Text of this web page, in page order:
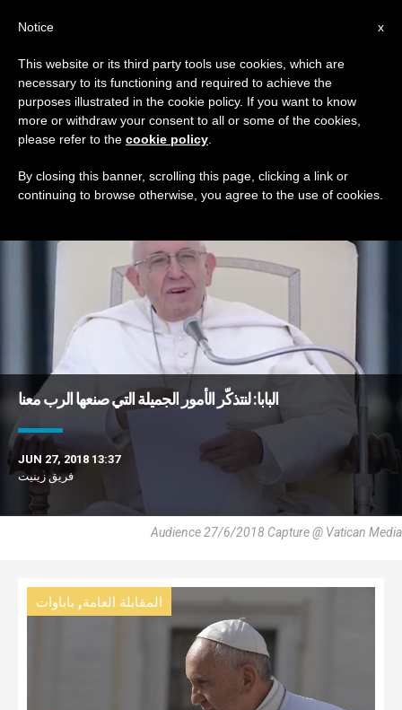
DAY
June 27th, 2018
DERNIÈRES NOUVELLES
البابا: لنتذكّر الأمور الجميلة التي صنعها الرب معنا
JUN 27, 2018 13:37
فريق زينيت
Audience 27/6/2018 Capture @ Vatican Media
المقابلة العامة, باباوات
x
Notice
This website or its third party tools use cookies, which are
necessary to its functioning and required to achieve the
purposes illustrated in the cookie policy. If you want to know
more or withdraw your consent to all or some of the cookies,
please refer to the cookie policy
By closing this banner, scrolling this page, clicking a link or
continuing to browse otherwise, you agree to the use of cookies.